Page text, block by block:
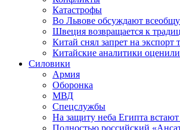
Катастрофы
Во Львове обсуждают
Швеция возвращается к
Китай снял запрет на
Китайские аналитики
Силовики
Армия
Оборонка
МВД
Спецслужбы
На защиту неба Египта
Полностью российский